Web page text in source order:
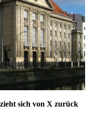
sich von X zurück